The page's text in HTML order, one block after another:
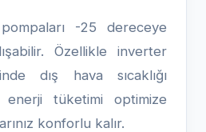
-25 dereceye
Özellikle inverter
dış hava sıcaklığı
tüketimi optimize
konforlu kalır.